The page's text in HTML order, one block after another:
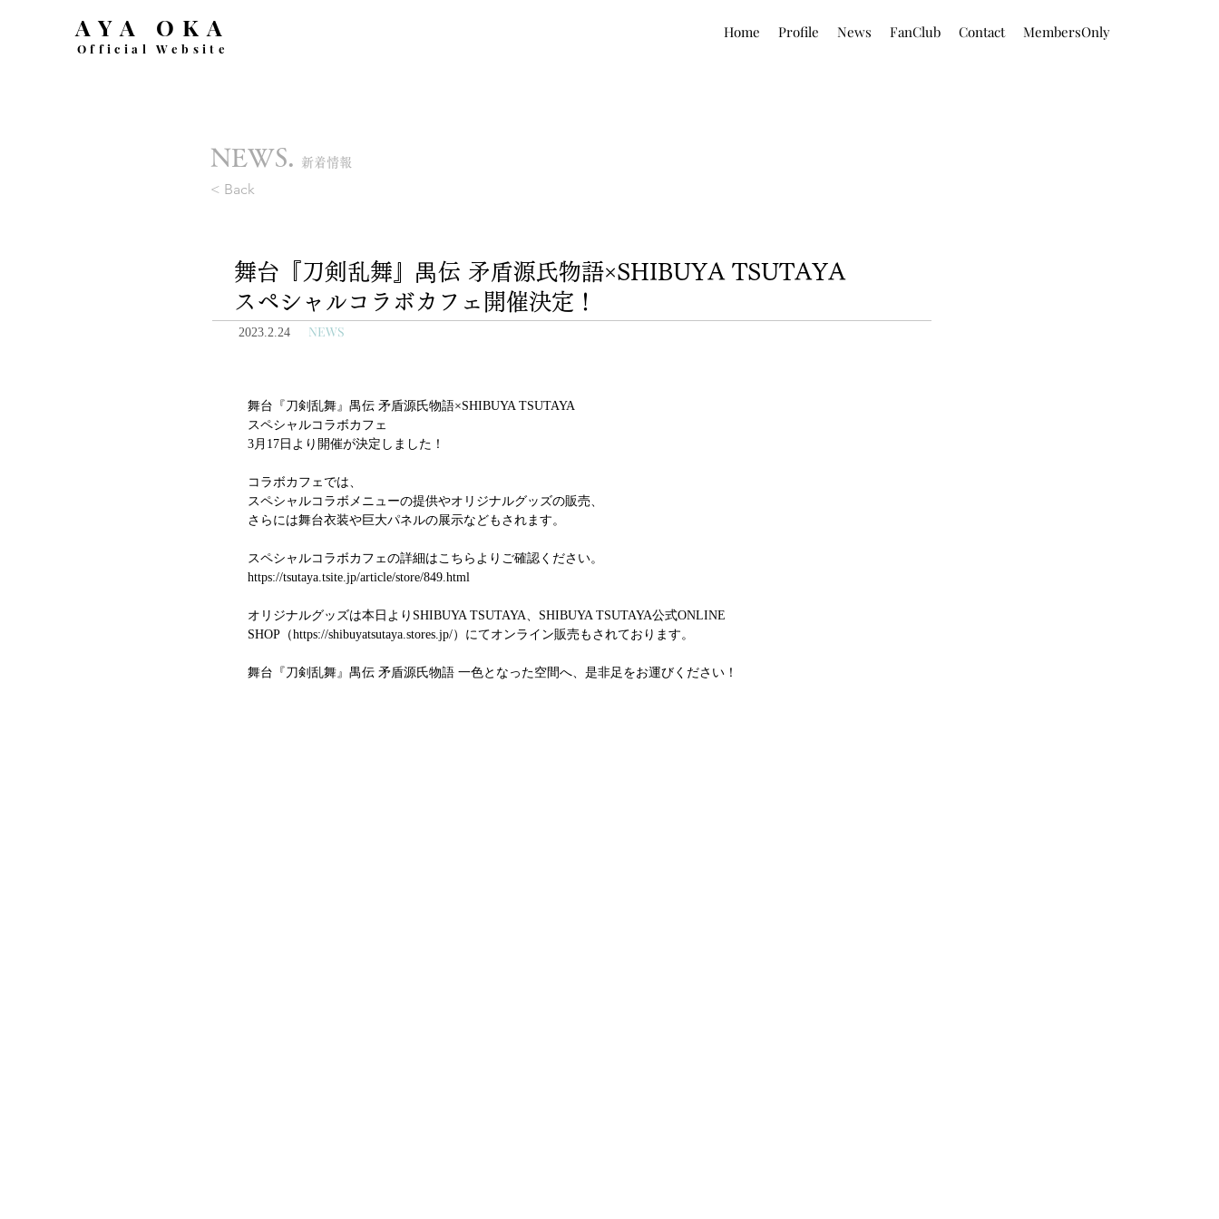
AYA OKA
Official Website
Home Profile News FanClub Contact MembersOnly
NEWS. 新着情報
< Back
舞台『刀剣乱舞』禺伝 矛盾源氏物語×SHIBUYA TSUTAYA
スペシャルコラボカフェ開催決定！
2023.2.24 NEWS
舞台『刀剣乱舞』禺伝 矛盾源氏物語×SHIBUYA TSUTAYA
スペシャルコラボカフェ
3月17日より開催が決定しました！
コラボカフェでは、
スペシャルコラボメニューの提供やオリジナルグッズの販売、
さらには舞台衣装や巨大パネルの展示などもされます。
スペシャルコラボカフェの詳細はこちらよりご確認ください。
https://tsutaya.tsite.jp/article/store/849.html
オリジナルグッズは本日よりSHIBUYA TSUTAYA、SHIBUYA TSUTAYA公式ONLINE
SHOP（https://shibuyatsutaya.stores.jp/） にてオンライン販売もされております。
舞台『刀剣乱舞』禺伝 矛盾源氏物語 一色となった空間へ、是非足をお運びください！